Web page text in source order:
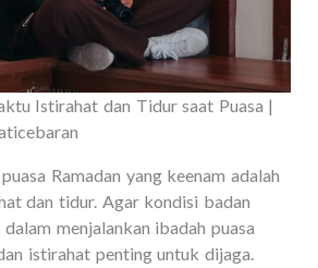
Istirahat dan Tidur saat Puasa |
Ramadan yang keenam adalah
dan tidur. Agar kondisi badan
menjalankan ibadah puasa
istirahat penting untuk dijaga.